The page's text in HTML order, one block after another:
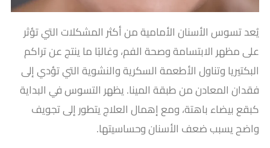
يُعد تسوس الأسنان الأمامية من أكثر المشكلات التي تؤثر
على مظهر الابتسامة وصحة الفم، وغالبًا ما ينتج عن تراكم
البكتيريا وتناول الأطعمة السكرية والنشوية التي تؤدي إلى
فقدان المعادن من طبقة المينا. يظهر التسوس في البداية
كبقع بيضاء باهتة، ومع إهمال العلاج يتطور إلى تجويف
واضح يسبب ضعف الأسنان وحساسيتها.